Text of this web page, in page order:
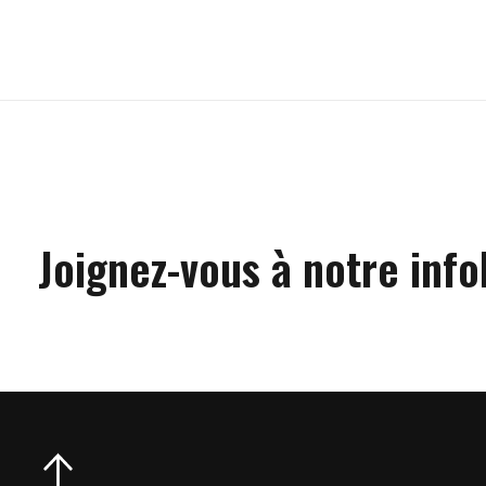
Joignez-vous à notre